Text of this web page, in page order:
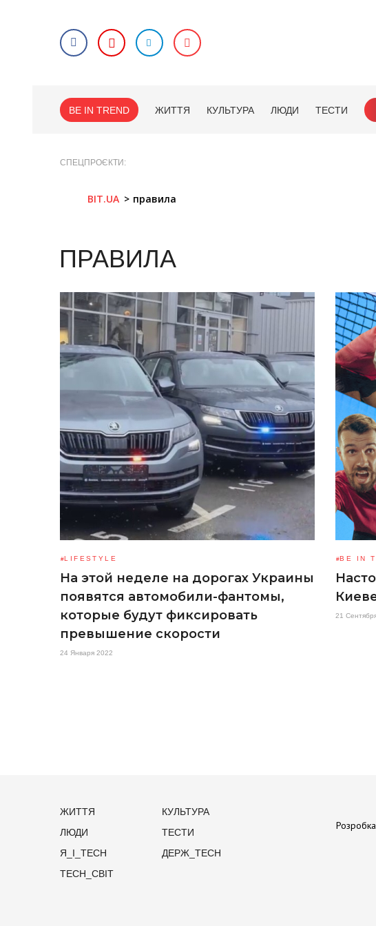
BE IN TREND ЖИТТЯ КУЛЬТУРА ЛЮДИ ТЕСТИ
СПЕЦПРОЄКТИ
BIT.UA правила
ПРАВИЛА
LIFESTYLE
На этой неделе на дорогах Украины
появятся автомобили-фантомы,
которые будут фиксировать
превышение скорости
24 Января 2022
BE IN
21
ЖИТТЯ
КУЛЬТУРА
ЛЮДИ
ТЕСТИ
Я_І_TECH
ДЕРЖ_TECH
TECH_СВІТ